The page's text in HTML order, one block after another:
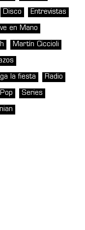
Disco Entrevistas
en Mano
Martín Ciccioli
la fiesta Radio
Series